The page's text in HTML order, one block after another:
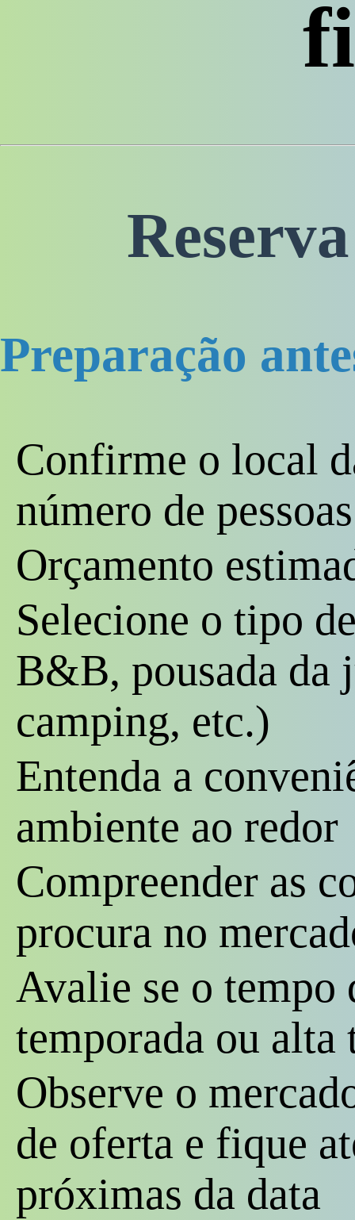
Preparação
Confirme o local
número de pessoas
Orçamento
Selecione o tipo
B&B, pousada da
camping, etc.)
Entenda a
ambiente ao redor
Compreender as
procura no
Avalie se o tempo
temporada ou alta
Observe o
de oferta e fique
próximas da data